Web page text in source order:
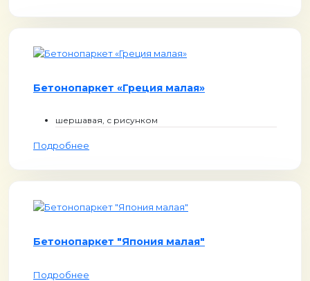
Бетонопаркет «Греция малая»
шершавая, с рисунком
Подробнее
Бетонопаркет "Япония малая"
Подробнее